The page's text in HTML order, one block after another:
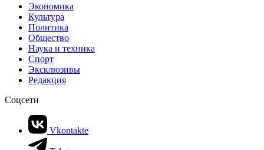
Экономика
Культура
Политика
Общество
Наука и техника
Спорт
Эксклюзивы
Редакция
Соцсети
Vkontakte